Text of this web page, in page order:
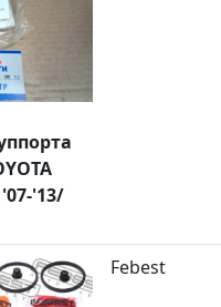
'13/
Febest